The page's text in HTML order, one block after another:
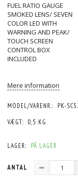
FUEL RATIO GAUGE
SMOKED LENS/ SEVEN
COLOR LED WITH
WARNING AND PEAK/
TOUCH SCREEN
CONTROL BOX
INCLUDED
Mere information
MODEL/VARENR.:
PK-
VÆGT: 0,5 KG
LAGER: PÅ LAGER
ANTAL